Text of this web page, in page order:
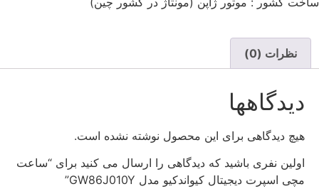
نظرات (0)
دیدگاهها
هیچ دیدگاهی برای این محصول نوشته نشده است.
اولین نفری باشید که دیدگاهی را ارسال می کنید برای “ساعت
مچی اسپرت دیجیتال کیواندکیو مدل GW86J010Y”